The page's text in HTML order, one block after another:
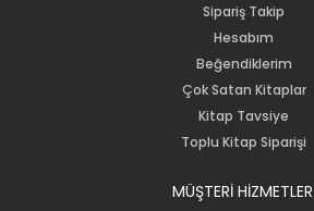
Sipariş Takip
Hesabım
Beğendiklerim
Çok Satan Kitaplar
Kitap Tavsiye
Toplu Kitap Siparişi
MÜŞTERİ